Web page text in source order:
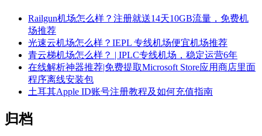
Railgun机场怎么样？注册就送14天10GB流量，免费机
场推荐
光速云机场怎么样？IEPL 专线机场便宜机场推荐
青云梯机场怎么样？ | IPLC专线机场，稳定运营6年
在线解析神器推荐|免费提取Microsoft Store应用商店里面
程序离线安装包
土耳其Apple ID账号注册教程及如何充值指南
归档